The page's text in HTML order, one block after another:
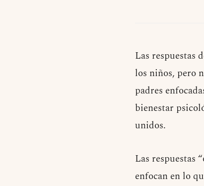
Las respuestas
los niños, pero
padres
bienestar
unidos.
Las respuestas
enfocan en lo